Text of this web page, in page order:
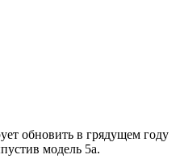
обновить в грядущем году
модель 5а.